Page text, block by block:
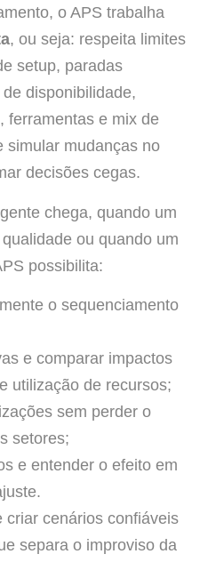
o APS trabalha
, ou seja: respeita limites
setup, paradas
disponibilidade,
ferramentas e mix de
simular mudanças no
decisões cegas.
chega, quando um
ou quando um
possibilita:
o sequenciamento
e comparar impactos
utilização de recursos;
sem perder o
setores;
e entender o efeito em
criar cenários confiáveis
separa o improviso da